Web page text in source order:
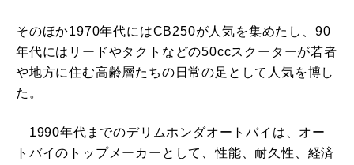
そのほか1970年代にはCB250が人気を集めたし、90
年代にはリードやタクトなどの50ccスクーターが若者
や地方に住む高齢層たちの日常の足として人気を博し
た。
1990年代までのデリムホンダオートバイは、オー
トバイのトップメーカーとして、性能、耐久性、経済